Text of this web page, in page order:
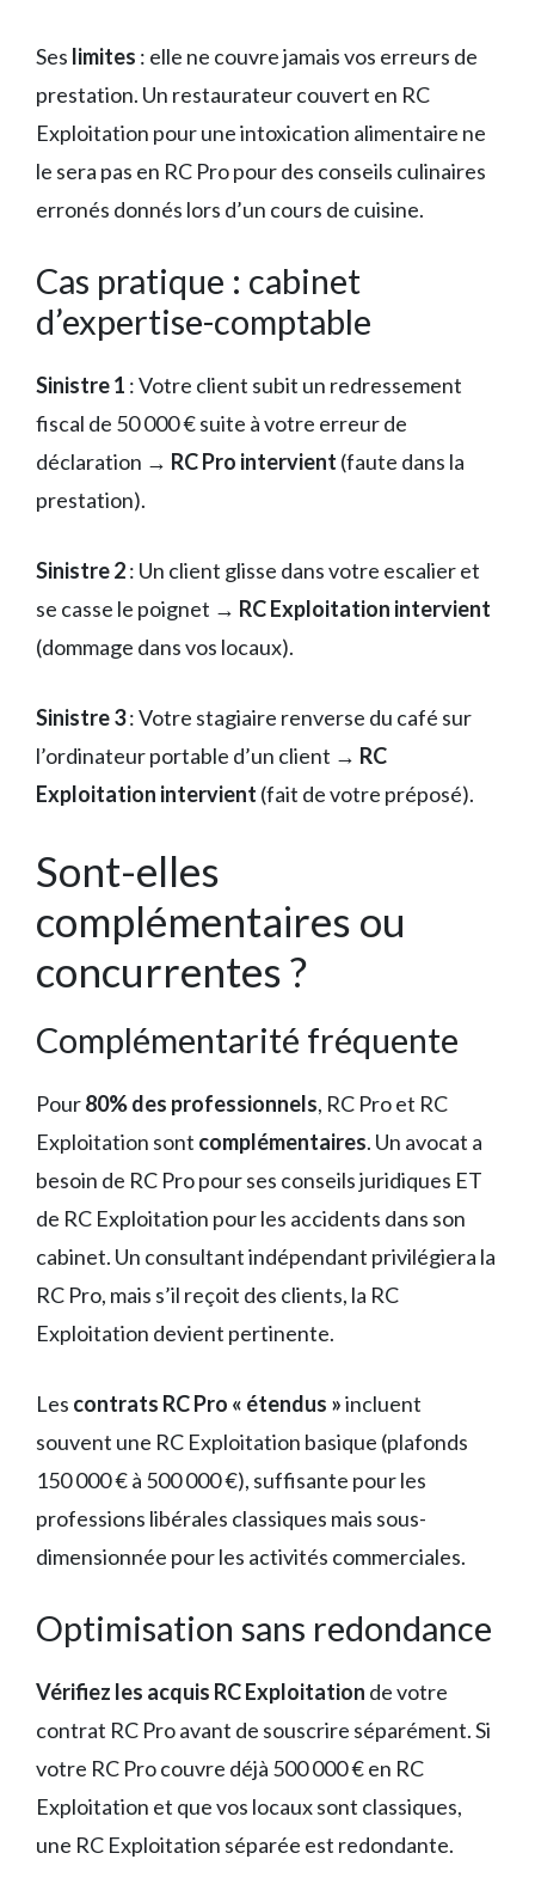
Ses limites : elle ne couvre jamais vos erreurs de
prestation. Un restaurateur couvert en RC
Exploitation pour une intoxication alimentaire ne
le sera pas en RC Pro pour des conseils culinaires
erronés donnés lors d’un cours de cuisine.
Cas pratique : cabinet
d’expertise-comptable
Sinistre 1 : Votre client subit un redressement
fiscal de 50 000 € suite à votre erreur de
déclaration → RC Pro intervient (faute dans la
prestation).
Sinistre 2: Un client glisse dans votre escalier et
se casse le poignet → RC Exploitation intervient
(dommage dans vos locaux).
Sinistre 3: Votre stagiaire renverse du café sur
l’ordinateur portable d’un client → RC
Exploitation intervient (fait de votre préposé).
Sont-elles
complémentaires ou
concurrentes ?
Complémentarité fréquente
Pour80% des professionnels, RC Pro et RC
Exploitation sont complémentaires. Un avocat a
besoin de RC Pro pour ses conseils juridiques ET
de RC Exploitation pour les accidents dans son
cabinet. Un consultant indépendant privilégiera la
RC Pro, mais s’il reçoit des clients, la RC
Exploitation devient pertinente.
Les contrats RC Pro « étendus »incluent
souvent une RC Exploitation basique (plafonds
150 000 € à 500 000 €), suffisante pour les
professions libérales classiques mais sous-
dimensionnée pour les activités commerciales.
Optimisation sans redondance
Vérifiez les acquis RC Exploitation de votre
contrat RC Pro avant de souscrire séparément. Si
votre RC Pro couvre déjà 500 000 € en RC
Exploitation et que vos locaux sont classiques,
une RC Exploitation séparée est redondante.